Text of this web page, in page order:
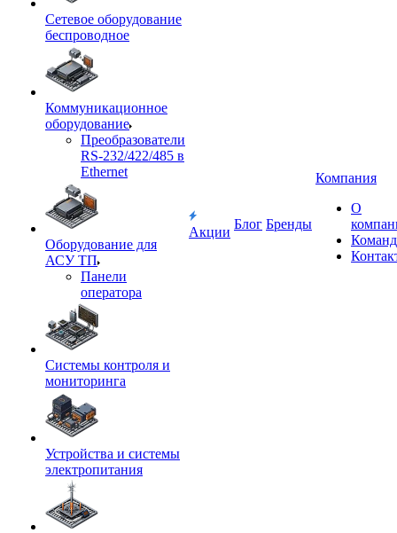
Сетевое оборудование
беспроводное
Коммуникационное
оборудование
Преобразователи
RS-232/422/485 в
Ethernet
Оборудование для
АСУ ТП
Панели
оператора
Системы контроля и
мониторинга
Устройства и системы
электропитания
Акции
Блог Бренды
Компания
О